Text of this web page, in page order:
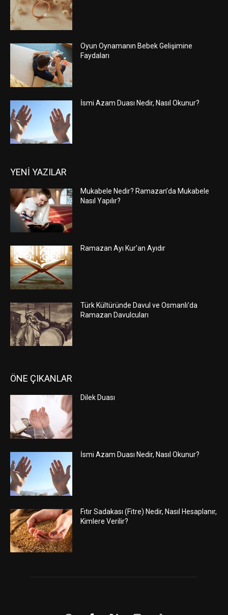
Oyun Oynamanın Bebek Gelişimine
Faydaları
İsmi Azam Duası Nedir, Nasıl Okunur?
YENİ YAZILAR
Mukabele Nedir? Ramazan’da Mukabele
Nasıl Yapılır?
Ramazan Ayı Kur’an Ayıdır
Türk Kültüründe Davul ve Osmanlı’da
Ramazan Davulcuları
ÖNE ÇIKANLAR
Dilek Duası
İsmi Azam Duası Nedir, Nasıl Okunur?
Fıtır Sadakası (Fitre) Nedir, Nasıl Hesaplanır,
Kimlere Verilir?